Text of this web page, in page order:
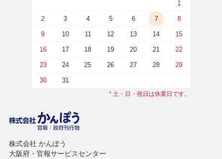
1
2 3 4 5 6 7 8
9 10 11 12 13 14 15
16 17 18 19 20 21 22
23 24 25 26 27 28 29
30 31
* 土・日・祝日は休業日です。
株式会社 かんぽう
大阪府・官報サービスセンター